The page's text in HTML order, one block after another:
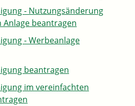
- Nutzungsänderung
beantragen
- Werbeanlage
beantragen
im vereinfachten